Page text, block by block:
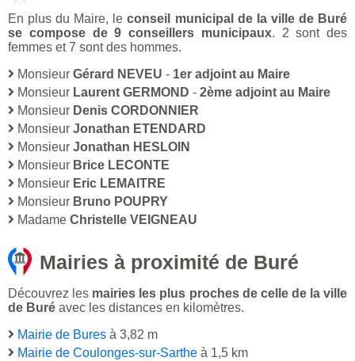
En plus du Maire, leconseil municipal de la ville de Buré
se compose de 9 conseillers municipaux. 2 sont des
femmes et 7 sont des hommes.
Monsieur Gérard NEVEU - 1er adjoint au Maire
Monsieur Laurent GERMOND - 2ème adjoint au Maire
Monsieur Denis CORDONNIER
Monsieur Jonathan ETENDARD
Monsieur Jonathan HESLOIN
Monsieur Brice LECONTE
Monsieur Eric LEMAITRE
Monsieur Bruno POUPRY
Madame Christelle VEIGNEAU
Mairies à proximité de Buré
Découvrez les mairies les plus proches de celle de la ville
de Buré avec les distances en kilomètres.
Mairie de Bures à 3,82 m
Mairie de Coulonges-sur-Sarthe à 1,5 km